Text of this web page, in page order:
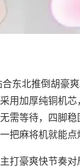
合东北推倒胡豪
用加厚纯铜机
需等待，四脚
把麻将机就能点
打豪爽快节奏